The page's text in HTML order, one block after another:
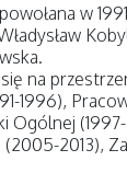
w
na
1996),
Ogólnej
2013),